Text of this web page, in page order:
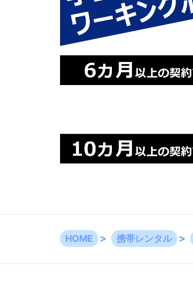
HOME 携帯レンタル